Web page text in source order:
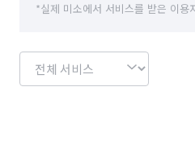
*실제 미소에서 서비스를 받은 이용